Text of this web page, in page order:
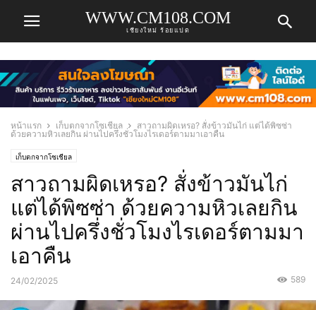
WWW.CM108.COM
เชียงใหม่ ร้อยแปด
หน้าแรก เก็บตกจากโซเชียล
สาวถามผิดเหรอ? สั่งข้าวมันไก่ แต่ได้พิซซ่า
ด้วยความหิวเลยกิน ผ่านไปครึ่งชั่วโมงไรเดอร์ตามมาเอาคืน
เก็บตกจากโซเชียล
สาวถามผิดเหรอ? สั่งข้าวมันไก่
แต่ได้พิซซ่า ด้วยความหิวเลยกิน
ผ่านไปครึ่งชั่วโมงไรเดอร์ตามมา
เอาคืน
24/02/2025 589